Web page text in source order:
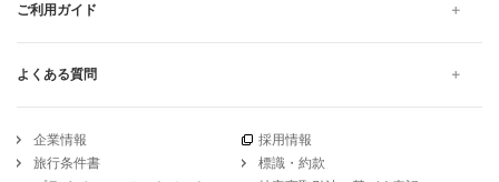
ご利用ガイド
よくある質問
企業情報
採用情報
旅行条件書
標識・約款